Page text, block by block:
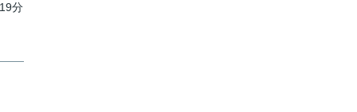
分